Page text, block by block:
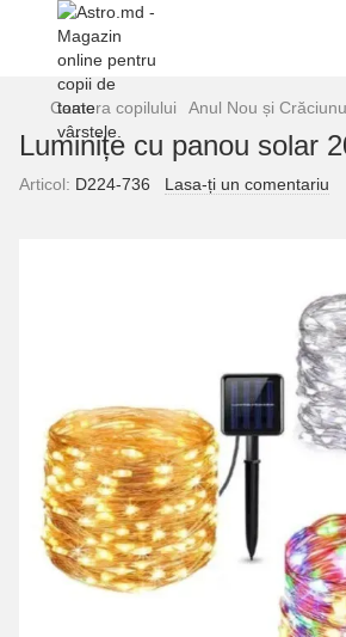
Camera copilului Anul Nou și
Luminițe cu panou solar
Articol: D224-736 Lasa-ți un comentariu